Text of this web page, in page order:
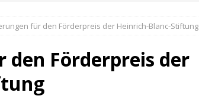
des 65. Fasnetsumzugs Dillweißenstein
PF-BITS INTERN
Karadeniz: Der Mann hinter PF-Bits lebt nicht mehr
für den Förderpreis der Heinrich-Blanc-Stiftung
Förderpreis der